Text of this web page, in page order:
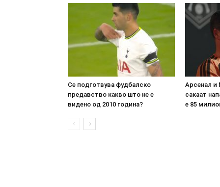
Се подготвува фудбалско
предавство какво што не е
видено од 2010 година?
Арсенал и
сакаат
е 85